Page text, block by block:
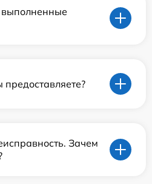
выполненные
Зачем